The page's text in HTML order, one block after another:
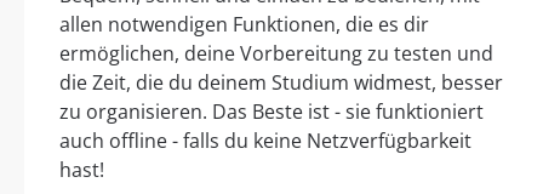
allen notwendigen Funktionen, die es dir
ermöglichen, deine Vorbereitung zu testen und
die Zeit, die du deinem Studium widmest, besser
zu organisieren. Das Beste ist - sie funktioniert
auch offline - falls du keine Netzverfügbarkeit
hast!